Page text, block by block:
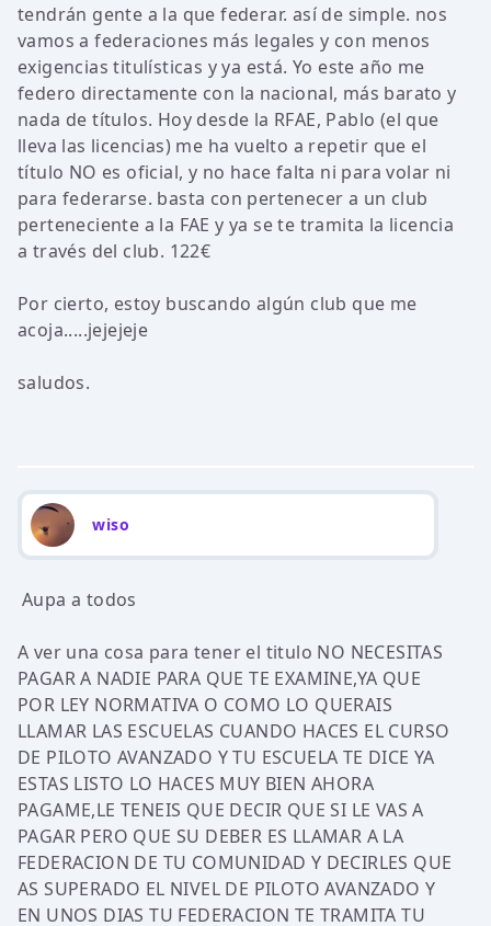
tendrán gente a la que federar. así de simple. nos
vamos a federaciones más legales y con menos
exigencias titulísticas y ya está. Yo este año me
federo directamente con la nacional, más barato y
nada de títulos. Hoy desde la RFAE, Pablo (el que
lleva las licencias) me ha vuelto a repetir que el
título NO es oficial, y no hace falta ni para volar ni
para federarse. basta con pertenecer a un club
perteneciente a la FAE y ya se te tramita la licencia
a través del club. 122€
Por cierto, estoy buscando algún club que me
acoja.....jejejeje
saludos.
wiso
Aupa a todos
A ver una cosa para tener el titulo NO NECESITAS
PAGAR A NADIE PARA QUE TE EXAMINE,YA QUE
POR LEY NORMATIVA O COMO LO QUERAIS
LLAMAR LAS ESCUELAS CUANDO HACES EL CURSO
DE PILOTO AVANZADO Y TU ESCUELA TE DICE YA
ESTAS LISTO LO HACES MUY BIEN AHORA
PAGAME,LE TENEIS QUE DECIR QUE SI LE VAS A
PAGAR PERO QUE SU DEBER ES LLAMAR A LA
FEDERACION DE TU COMUNIDAD Y DECIRLES QUE
AS SUPERADO EL NIVEL DE PILOTO AVANZADO Y
EN UNOS DIAS TU FEDERACION TE TRAMITA TU